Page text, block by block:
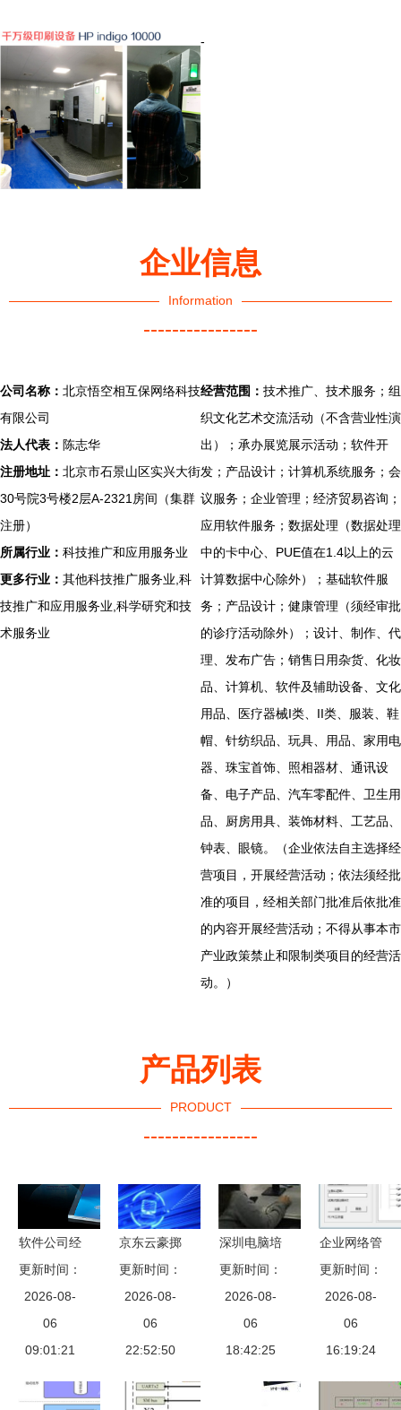
-
企业信息
Information
----------------
公司名称： 北京悟空相互保网络科技
有限公司
法人代表： 陈志华
注册地址： 北京市石景山区实兴大街
30号院3号楼2层A-2321房间（集群
注册）
所属行业： 科技推广和应用服务业
更多行业： 其他科技推广服务业,科
技推广和应用服务业,科学研究和技
术服务业
经营范围： 技术推广、技术服务；组
织文化艺术交流活动（不含营业性演
出）；承办展览展示活动；软件开
发；产品设计；计算机系统服务；会
议服务；企业管理；经济贸易咨询；
应用软件服务；数据处理（数据处理
中的卡中心、PUE值在1.4以上的云
计算数据中心除外）；基础软件服
务；产品设计；健康管理（须经审批
的诊疗活动除外）；设计、制作、代
理、发布广告；销售日用杂货、化妆
品、计算机、软件及辅助设备、文化
用品、医疗器械I类、II类、服装、鞋
帽、针纺织品、玩具、用品、家用电
器、珠宝首饰、照相器材、通讯设
备、电子产品、汽车零配件、卫生用
品、厨房用具、装饰材料、工艺品、
钟表、眼镜。（企业依法自主选择经
营项目，开展经营活动；依法须经批
准的项目，经相关部门批准后依批准
的内容开展经营活动；不得从事本市
产业政策禁止和限制类项目的经营活
动。）
产品列表
PRODUCT
----------------
软件公司经
营范围填写
指南
更新时间：
2026-08-
06
09:01:21
京东云豪掷
3500万成
立新公司，
深耕计算机
系统服务领
更新时间：
2026-08-
06
22:52:50
深圳电脑培
训与计算机
等级考试辅
导全面解析
更新时间：
2026-08-
06
18:42:25
企业网络管
理工具演进
从Fly42到
林阳系统的
技术升级之
更新时间：
2026-08-
06
16:19:24